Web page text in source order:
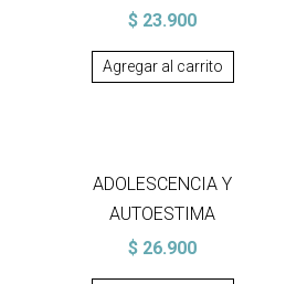
$ 23.900
Agregar al carrito
ADOLESCENCIA Y
AUTOESTIMA
$ 26.900